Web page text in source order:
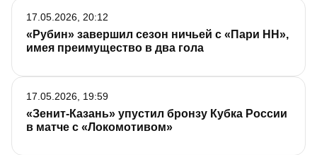
«Рубин» завершил сезон ничьей с «Пари НН»,
имея преимущество в два гола
17.05.2026, 20:12
«Зенит-Казань» упустил бронзу Кубка России
в матче с «Локомотивом»
17.05.2026, 19:59